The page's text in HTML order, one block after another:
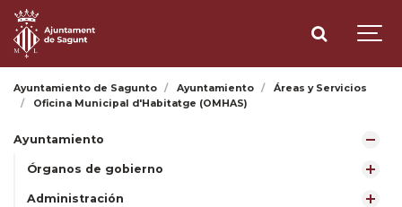
Ayuntamiento de Sagunto Ayuntamiento
Áreas y Servicios
Oficina Municipal d'Habitatge (OMHAS)
Ayuntamiento
Órganos de gobierno
Administración